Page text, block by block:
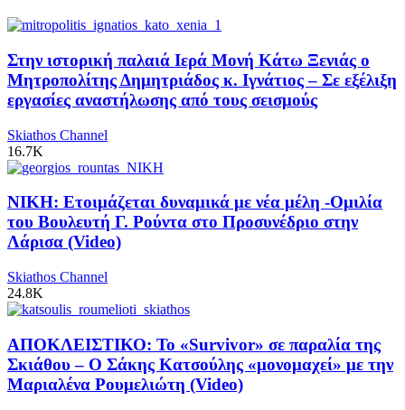
Στην ιστορική παλαιά Ιερά Μονή Κάτω Ξενιάς ο
Μητροπολίτης Δημητριάδος κ. Ιγνάτιος – Σε εξέλιξη
εργασίες αναστήλωσης από τους σεισμούς
Skiathos Channel
16.7K
ΝΙΚΗ: Ετοιμάζεται δυναμικά με νέα μέλη -Ομιλία
του Βουλευτή Γ. Ρούντα στο Προσυνέδριο στην
Λάρισα (Video)
Skiathos Channel
24.8K
ΑΠΟΚΛΕΙΣΤΙΚΟ: Το «Survivor» σε παραλία της
Σκιάθου – Ο Σάκης Κατσούλης «μονομαχεί» με την
Μαριαλένα Ρουμελιώτη (Video)